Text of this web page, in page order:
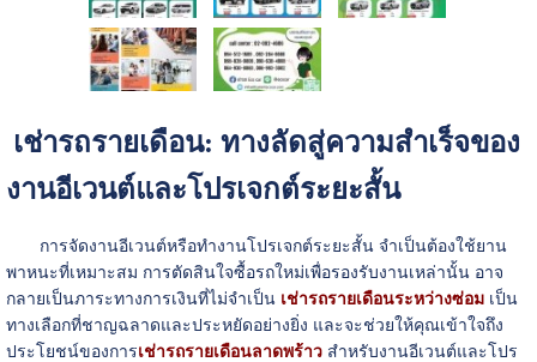
เช่ารถรายเดือน: ทางลัดสู่ความสำเร็จของ
งานอีเวนต์และโปรเจกต์ระยะสั้น
การจัดงานอีเวนต์หรือทำงานโปรเจกต์ระยะสั้น จำเป็นต้องใช้ยาน
พาหนะที่เหมาะสม การตัดสินใจซื้อรถใหม่เพื่อรองรับงานเหล่านั้น อาจ
กลายเป็นภาระทางการเงินที่ไม่จำเป็น เช่ารถรายเดือนระหว่างซ่อมเป็น
ทางเลือกที่ชาญฉลาดและประหยัดอย่างยิ่ง และจะช่วยให้คุณเข้าใจถึง
ประโยชน์ของการเช่ารถรายเดือนลาดพร้าวสำหรับงานอีเวนต์และโปร